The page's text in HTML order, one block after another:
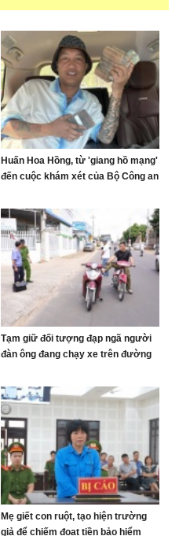
Huấn Hoa Hồng, từ 'giang hồ mạng'
đến cuộc khám xét của Bộ Công an
Tạm giữ đối tượng đạp ngã người
đàn ông đang chạy xe trên đường
Mẹ giết con ruột, tạo hiện trường
giả để chiếm đoạt tiền bảo hiểm